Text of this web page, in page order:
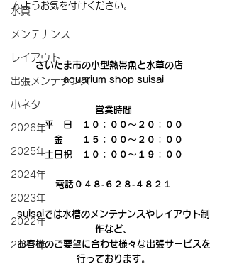
水質
メンテナンス
レイアウト
出張メンテナンス
小ネタ
2026年
2025年
2024年
2023年
2022年
2021年
んようお気を付けください。
さいたま市の小型熱帯魚と水草の店
aquarium shop suisai
営業時間
平　日　１０：００～２０：００
金　　１５：００～２０：００
土日祝　１０：００～１９：００
電話０４８‐６２８‐４８２１
suisaiでは水槽のメンテナンスやレイアウト制
作など、
お客様のご要望に合わせ様々な出張サービスを
行っております。